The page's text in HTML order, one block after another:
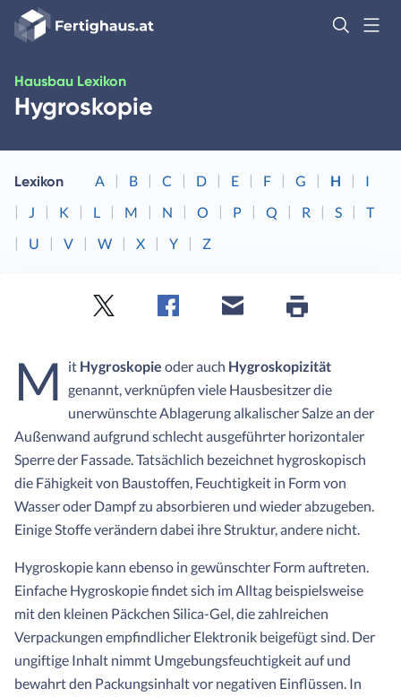
Fertighaus
Logo
Anmelden
Hausbau Lexikon
Hygroskopie
Lexikon A B C D E F G H
I
J
K L M N O P Q R S
T
U
V W X Y Z
M it Hygroskopie oder auch Hygroskopizität
genannt, verknüpfen viele Hausbesitzer die
unerwünschte Ablagerung alkalischer Salze an der
Außenwand aufgrund schlecht ausgeführter horizontaler
Sperre der Fassade. Tatsächlich bezeichnet hygroskopisch
die Fähigkeit von Baustoffen, Feuchtigkeit in Form von
Wasser oder Dampf zu absorbieren und wieder abzugeben.
Einige Stoffe verändern dabei ihre Struktur, andere nicht.
Hygroskopie kann ebenso in gewünschter Form auftreten.
Einfache Hygroskopie findet sich im Alltag beispielsweise
mit den kleinen Päckchen Silica-Gel, die zahlreichen
Verpackungen empfindlicher Elektronik beigefügt sind. Der
ungiftige Inhalt nimmt Umgebungsfeuchtigkeit auf und
bewahrt den Packungsinhalt vor negativen Einflüssen. In